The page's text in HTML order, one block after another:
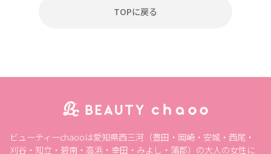
TOPに戻る
ビューティーchaooは愛知県西三河（豊田・岡崎・安城・西尾・
刈谷・知立・碧南・高浜・幸田・みよし・蒲郡）の大人の女性に